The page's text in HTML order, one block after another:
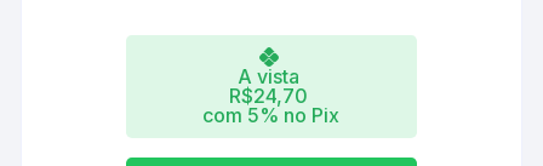
A vista
R$24,70
com 5% no Pix